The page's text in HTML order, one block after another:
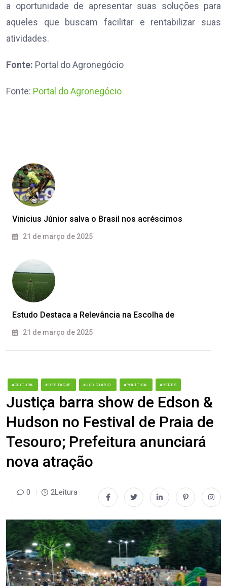
a oportunidade de apresentar suas soluções para
aqueles que buscam facilitar e rentabilizar suas
atividades.
Fonte: Portal do Agronegócio
Fonte: Portal do Agronegócio
Vinicius Júnior salva o Brasil nos acréscimos
21 de março de 2025
Estudo Destaca a Relevância na Escolha de
21 de março de 2025
#CULTURA #DESTAQUE #JUDICIÁRIO #POLÍTICA #REDES
Justiça barra show de Edson &
Hudson no Festival de Praia de
Tesouro; Prefeitura anunciará
nova atração
0 2Leitura